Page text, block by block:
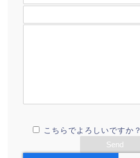
こちらでよろしいですか？